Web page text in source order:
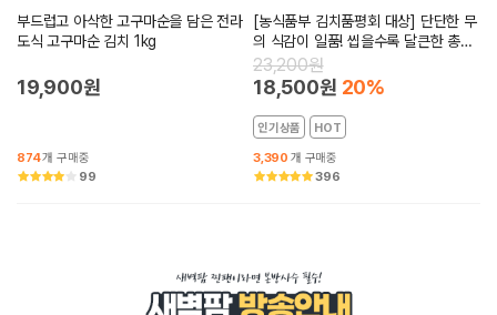
부드럽고 아삭한 고구마순을 담은 전라
도식 고구마순 김치 1kg
19,900원
874개 구매중
99
[농식품부 김치품평회 대상] 단단한 무
의 식감이 일품! 씹을수록 달큰한 총각
김치 2kg~5kg
23,200원
18,500원 20%
인기상품 HOT
3,390 개 구매중
396